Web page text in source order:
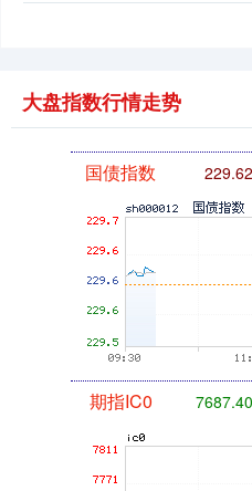
大盘指数行情走势
国债指数
期指IC0